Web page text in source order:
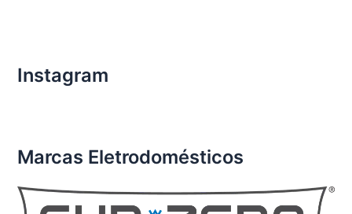
Instagram
Marcas Eletrodomésticos